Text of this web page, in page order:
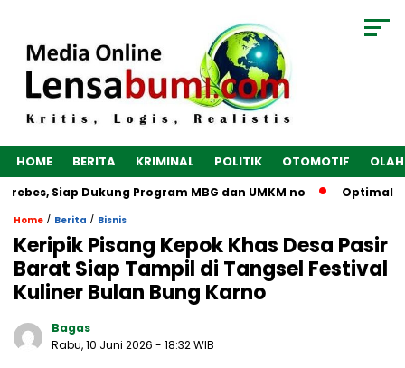
HOME BERITA KRIMINAL POLITIK OTOMOTIF
Siap Dukung Program MBG dan UMKM no Optimalkan
Home / Berita / Bisnis
Keripik Pisang Kepok Khas Desa Pasir
Barat Siap Tampil di Tangsel Festival
Kuliner Bulan Bung Karno
Bagas
Rabu, 10 Juni 2026 - 18:32 WIB